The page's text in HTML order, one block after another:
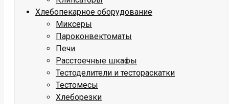
Хлебопекарное оборудование
Миксеры
Пароконвектоматы
Печи
Расстоечные шкафы
Тестоделители и тестораскатки
Тестомесы
Хлеборезки